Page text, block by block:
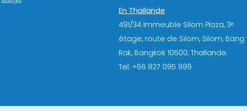
En Thailande
491/34 Immeuble Silom Plaza, 3ᵉ
étage, route de Silom, Silom, Bang
Rak, Bangkok 10500, Thaïlande.
Tel: +66 827 095 999